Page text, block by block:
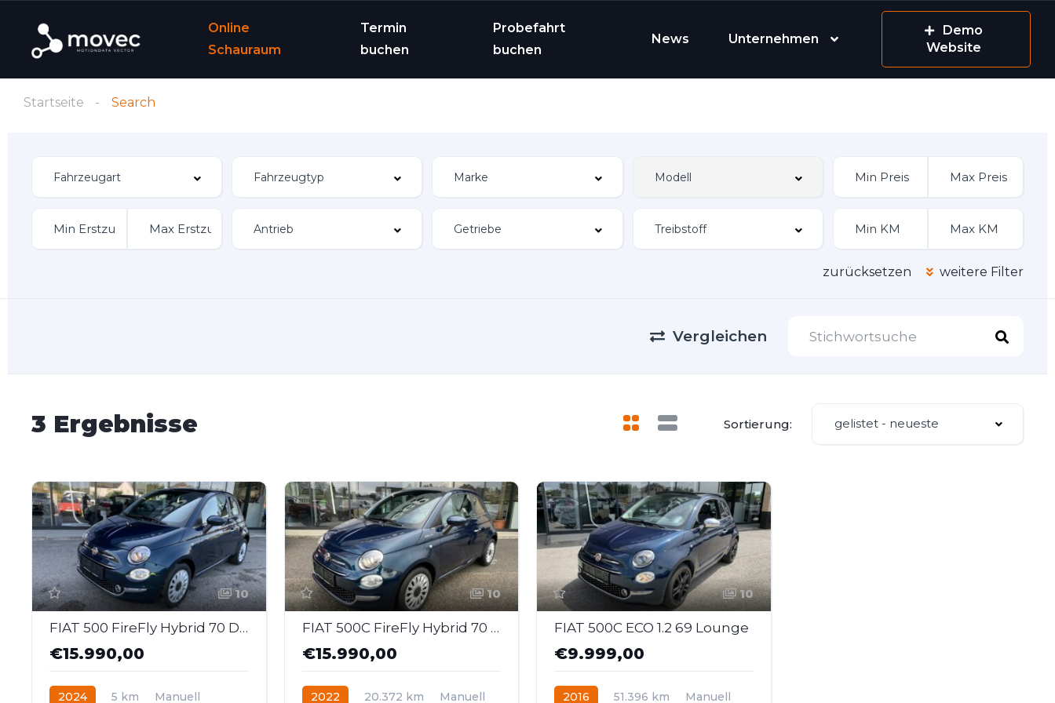
Online
Schauraum
Termin
buchen
Probefahrt
buchen
News Unternehmen
Demo
Website
Startseite Search
zurücksetzen weitere Filter
Vergleichen
3 Ergebnisse Sortierung: gelistet - neueste
10
FIAT 500 FireFly Hybrid 70 Dolcevita
€15.990,00
2024 5 km Manuell
10
FIAT 500C FireFly Hybrid 70 Dolcevita
€15.990,00
2022 20.372 km Manuell
10
FIAT 500C ECO 1.2 69 Lounge
€9.999,00
2016 51.396 km Manuell